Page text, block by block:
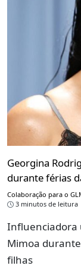
Georgina
durante férias
Colaboração para o
3 minutos de leitura
Influenciadora
Mimoa
filhas